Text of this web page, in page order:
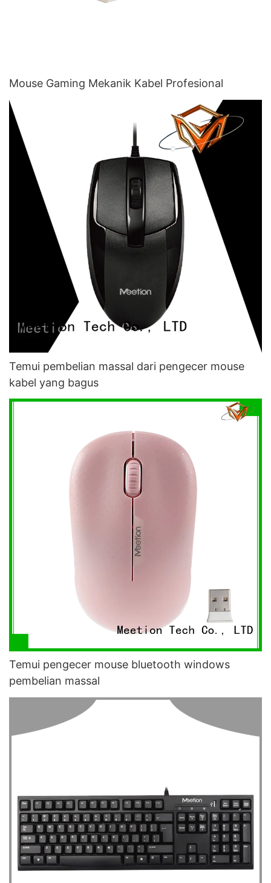
Mouse Gaming Mekanik Kabel Profesional
Temui pembelian massal dari pengecer mouse
kabel yang bagus
Temui pengecer mouse bluetooth windows
pembelian massal